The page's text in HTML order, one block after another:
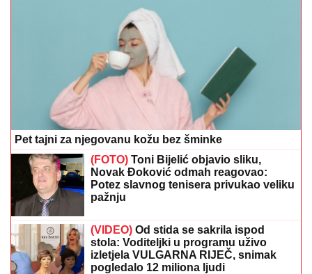
Pet tajni za njegovanu kožu bez šminke
(FOTO) Toni Bijelić objavio sliku,
Novak Đoković odmah reagovao:
Potez slavnog tenisera privukao veliku
pažnju
(VIDEO) Od stida se sakrila ispod
stola: Voditeljki u programu uživo
izletjela VULGARNA RIJEČ, snimak
pogledalo 12 miliona ljudi